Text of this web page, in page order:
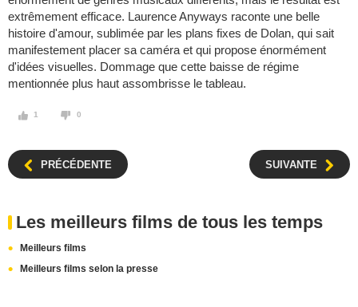
extrêmement efficace. Laurence Anyways raconte une belle
histoire d'amour, sublimée par les plans fixes de Dolan, qui sait
manifestement placer sa caméra et qui propose énormément
d'idées visuelles. Dommage que cette baisse de régime
mentionnée plus haut assombrisse le tableau.
1 0
PRÉCÉDENTE SUIVANTE
Les meilleurs films de tous les temps
Meilleurs films
Meilleurs films selon la presse